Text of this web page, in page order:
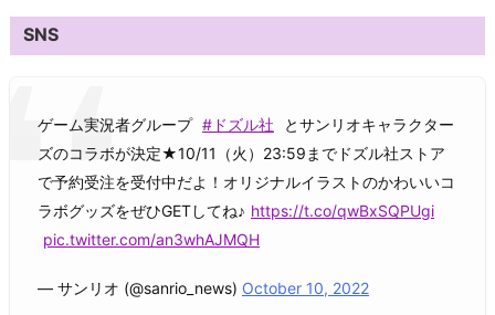
SNS
ゲーム実況者グループ #ドズル社
とサンリオキャラクター
ズのコラボが決定★10/11（火）23:59までドズル社ストア
で予約受注を受付中だよ！オリジナルイラストのかわいいコ
ラボグッズをぜひGETしてね♪ https://t.co/qwBxSQPUgi
pic.twitter.com/an3whAJMQH
— サンリオ (@sanrio_news) October 10, 2022